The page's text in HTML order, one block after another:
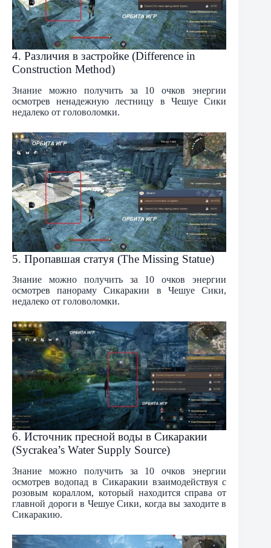
4. Различия в застройке (Difference in
Construction Method)
Знание можно получить за 10 очков энергии
осмотрев ненадежную лестницу в Чешуе Сики
недалеко от головоломки.
5. Пропавшая статуя (The Missing Statue)
Знание можно получить за 10 очков энергии
осмотрев панораму Сикаракии в Чешуе Сики,
недалеко от головоломки.
6. Источник пресной воды в Сикаракии
(Sycrakea’s Water Supply Source)
Знание можно получить за 10 очков энергии
осмотрев водопад в Сикаракии взаимодействуя с
розовым кораллом, который находится справа от
главной дороги в Чешуе Сики, когда вы заходите в
Сикаракию.